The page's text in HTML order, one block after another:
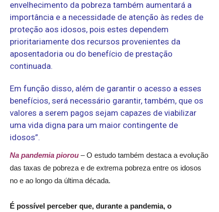
envelhecimento da pobreza também aumentará a
importância e a necessidade de atenção às redes de
proteção aos idosos, pois estes dependem
prioritariamente dos recursos provenientes da
aposentadoria ou do benefício de prestação
continuada.
Em função disso, além de garantir o acesso a esses
benefícios, será necessário garantir, também, que os
valores a serem pagos sejam capazes de viabilizar
uma vida digna para um maior contingente de
idosos”.
Na pandemia piorou – O estudo também destaca a evolução
das taxas de pobreza e de extrema pobreza entre os idosos
no e ao longo da última década.
É possível perceber que, durante a pandemia, o